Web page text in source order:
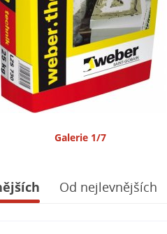
Galerie 1/7
Od nejlevnějších